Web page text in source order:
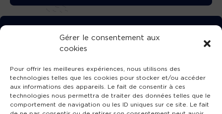
Gérer le consentement aux
cookies
Pour offrir les meilleures expériences, nous utilisons des
technologies telles que les cookies pour stocker et/ou accéder
aux informations des appareils. Le fait de consentir à ces
technologies nous permettra de traiter des données telles que le
comportement de navigation ou les ID uniques sur ce site. Le fait
TÉLÉCHARGEZ GRATUITEMENT
L’APPLICATION TVBA !
SUIVEZ-NOUS !